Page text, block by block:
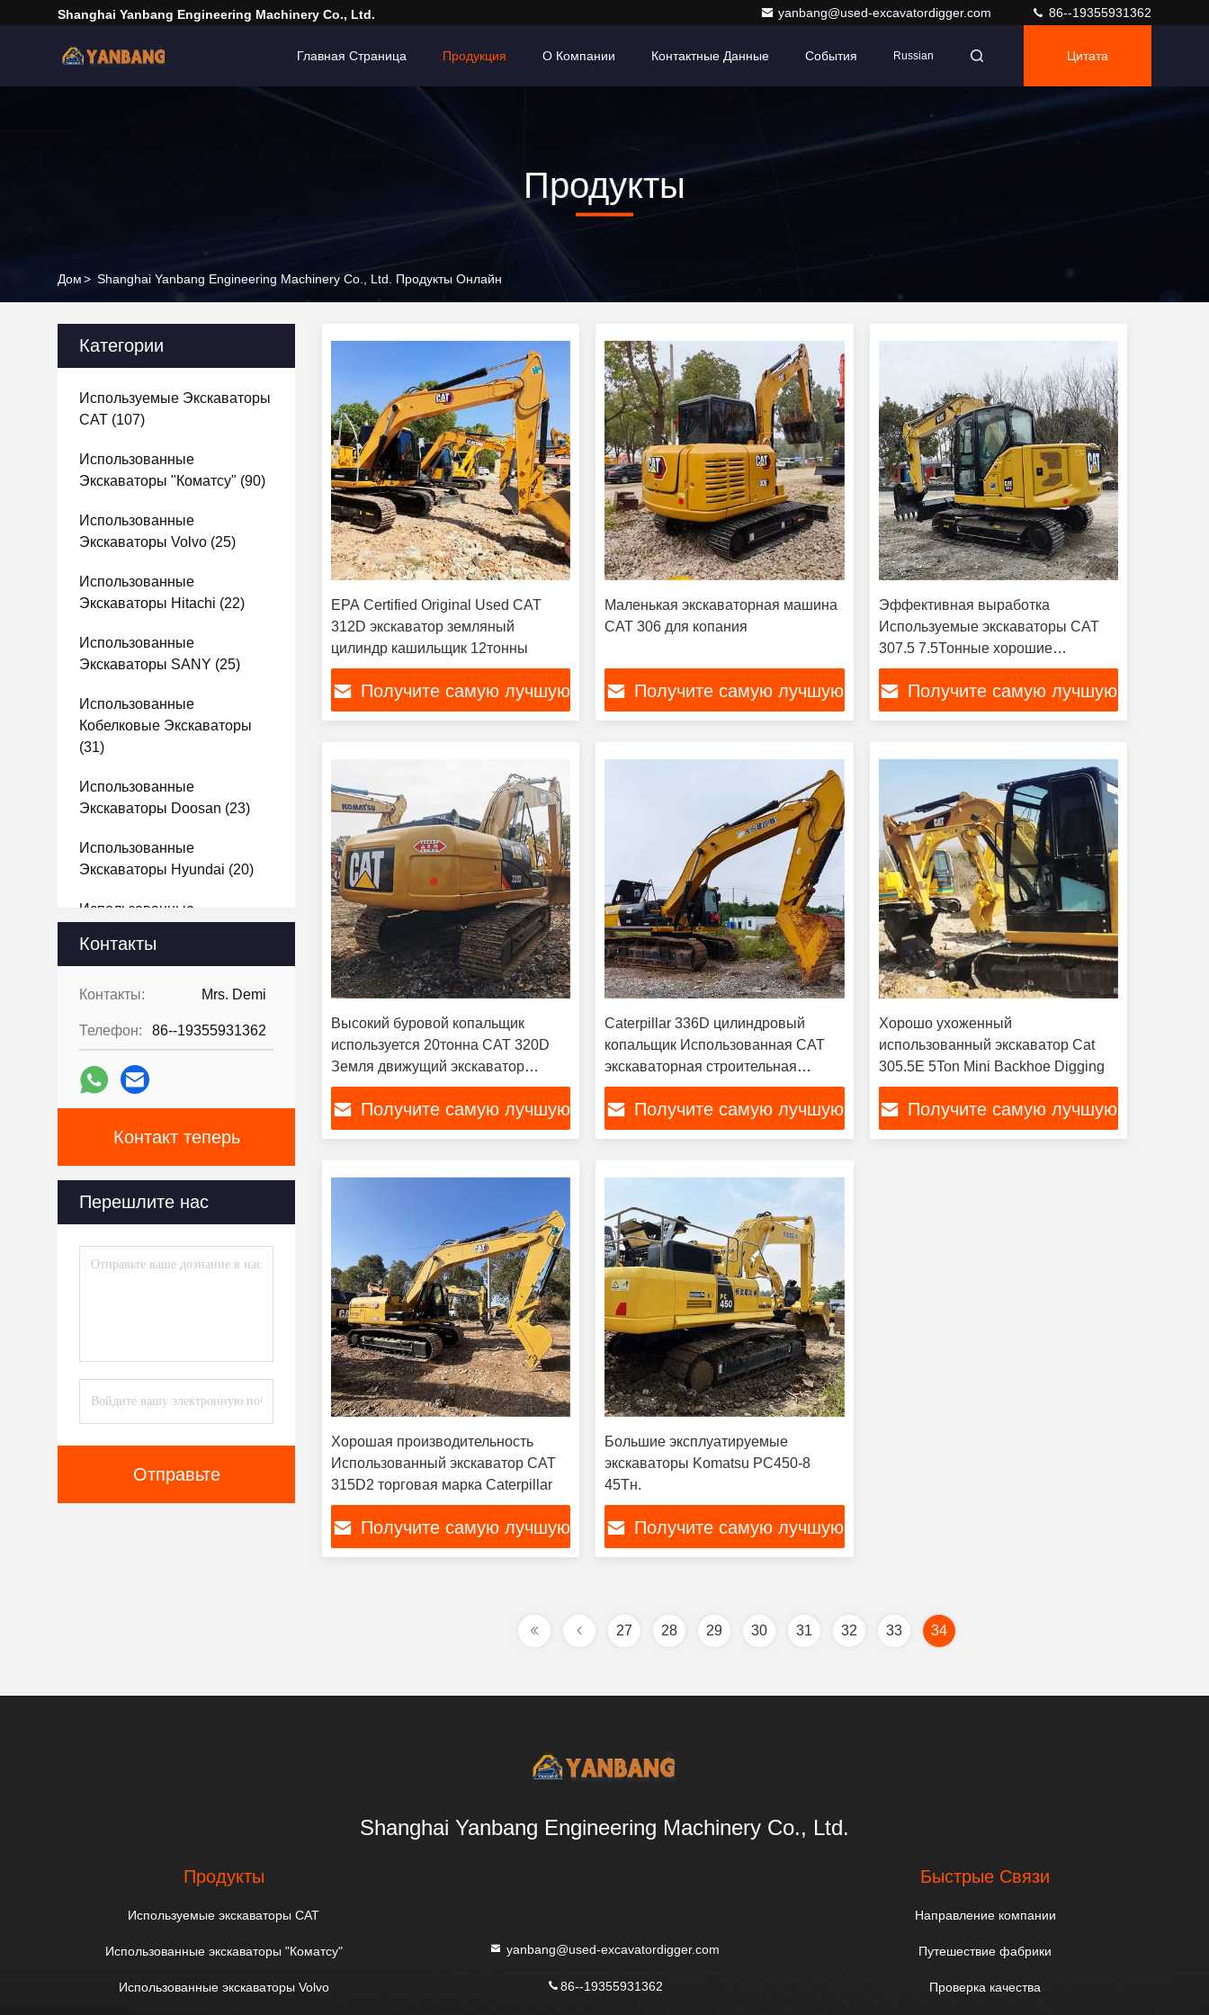
Shanghai Yanbang Engineering Machinery Co., Ltd. yanbang@used-excavatordigger.com 86--19355931362
Главная Страница Продукция О Компании Контактные Данные События Russian Цитата
Продукты
Дом> Shanghai Yanbang Engineering Machinery Co., Ltd. Продукты Онлайн
Категории
Используемые Экскаваторы
CAT (107)
Использованные
Экскаваторы "Коматсу" (90)
Использованные
Экскаваторы Volvo (25)
Использованные
Экскаваторы Hitachi (22)
Использованные
Экскаваторы SANY (25)
Использованные
Кобелковые Экскаваторы
(31)
Использованные
Экскаваторы Doosan (23)
Использованные
Экскаваторы Hyundai (20)
Использованные
Использованный Погрузчик
(12)
Используемый Бульдозер
(15)
Используемый Грейдер
Использованный Ролик
Контакты
Контакты: Mrs. Demi
Телефон: 86--19355931362
Контакт теперь
Перешлите нас
Отправьте
EPA Certified Original Used CAT
312D экскаватор земляный
цилиндр кашильщик 12тонны
Получите самую лучшую
Маленькая экскаваторная машина
CAT 306 для копания
Получите самую лучшую
Эффективная выработка
Используемые экскаваторы CAT
307.5 7.5Тонные хорошие
выкопатели
Получите самую лучшую
Высокий буровой копальщик
используется 20тонна CAT 320D
Земля движущий экскаватор
трассы
Получите самую лучшую
Caterpillar 336D цилиндровый
копальщик Использованная CAT
экскаваторная строительная
машина
Получите самую лучшую
Хорошо ухоженный
использованный экскаватор Cat
305.5E 5Ton Mini Backhoe Digging
Получите самую лучшую
Хорошая производительность
Использованный экскаватор CAT
315D2 торговая марка Caterpillar
Получите самую лучшую
Большие эксплуатируемые
экскаваторы Komatsu PC450-8
45Тн.
Получите самую лучшую
27 28 29 30 31 32 33 34
Shanghai Yanbang Engineering Machinery Co., Ltd.
Продукты
Используемые экскаваторы CAT
Использованные экскаваторы "Коматсу"
Использованные экскаваторы Volvo
yanbang@used-excavatordigger.com
86--19355931362
Быстрые Связи
Направление компании
Путешествие фабрики
Проверка качества